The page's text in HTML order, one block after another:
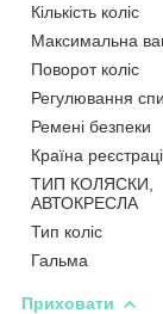
Кількість коліс
Максимальна
Поворот коліс
Регулювання
Ремені безпеки
Країна
ТИП КОЛЯСКИ,
АВТОКРЕСЛА
Тип коліс
Гальма
Приховати